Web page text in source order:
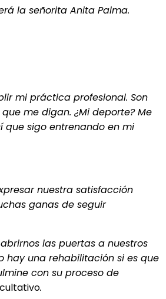
la señorita Anita Palma.
mi práctica profesional. Son
me digan. ¿Mi deporte? Me
que sigo entrenando en mi
nuestra satisfacción
ganas de seguir
las puertas a nuestros
hay una rehabilitación si es que
con su proceso de
.